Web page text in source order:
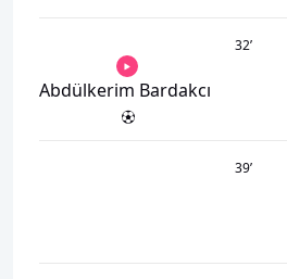
32’
Abdülkerim Bardakcı
39’